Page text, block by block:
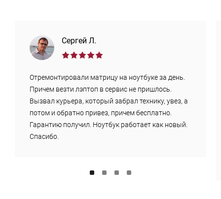
Сергей Л.
Отремонтировали матрицу на ноутбуке за день.
Причем везти лэптоп в сервис не пришлось.
Вызвал курьера, который забрал технику, увез, а
потом и обратно привез, причем бесплатно.
Гарантию получил. Ноутбук работает как новый.
Спасибо.